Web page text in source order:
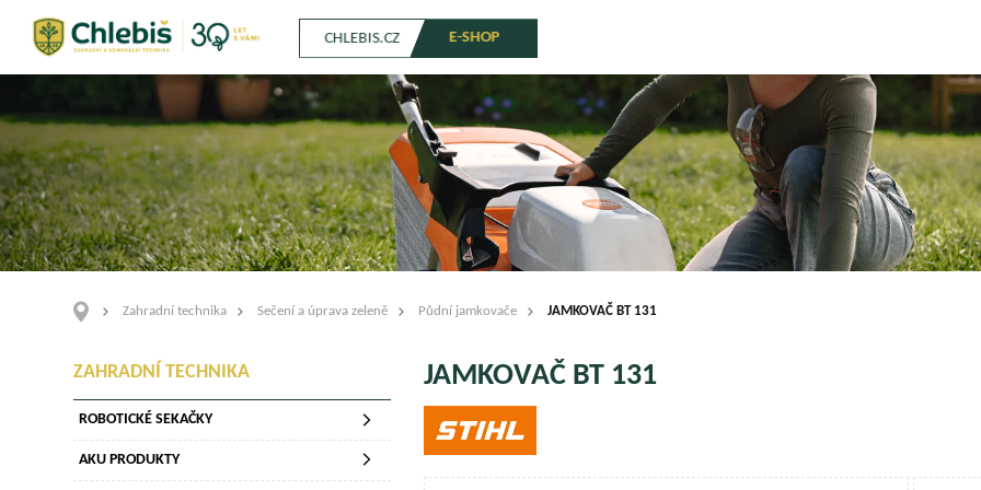
CHLEBIS.CZ E-SHOP
Zahradní technika Sečení a úprava zeleně Půdní jamkovače JAMKOVAČ BT 131
ZAHRADNÍ TECHNIKA
ROBOTICKÉ SEKAČKY
AKU PRODUKTY
JAMKOVAČ BT 131